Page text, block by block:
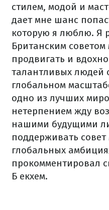
стилем, модой и
дает мне шанс
которую я люблю. Я
Британским
продвигать и
талантливых людей
глобальном
одно из лучших
нетерпением жду
нашими будущими
поддерживать
глобальных
прокомментировал
Б екхем.